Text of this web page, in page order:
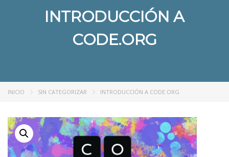
INTRODUCCIÓN A
CODE.ORG
INICIO SIN CATEGORIZAR INTRODUCCIÓN A CODE.ORG